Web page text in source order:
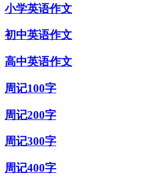
小学英语作文
初中英语作文
高中英语作文
周记100字
周记200字
周记300字
周记400字